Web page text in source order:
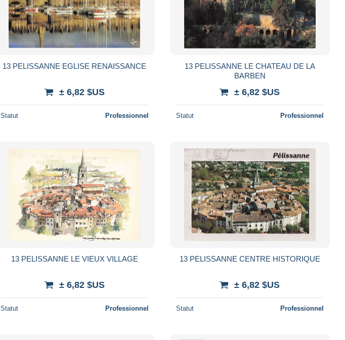
13 PELISSANNE EGLISE RENAISSANCE
± 6,82 $US
Statut Professionnel
13 PELISSANNE LE CHATEAU DE LA
BARBEN
± 6,82 $US
Statut Professionnel
13 PELISSANNE LE VIEUX VILLAGE
± 6,82 $US
Statut Professionnel
13 PELISSANNE CENTRE HISTORIQUE
± 6,82 $US
Statut Professionnel